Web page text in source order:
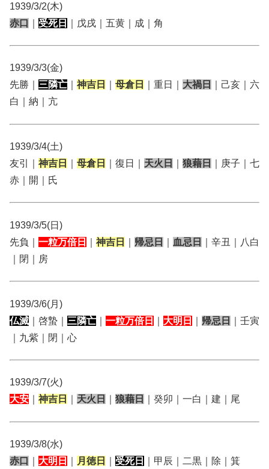
1939/3/2(木)
赤口
受死日 ｜戊戌｜五黄｜成｜角
1939/3/3(金)
先勝｜ 三隣亡 神吉日 母倉日 ｜重日｜ 大禍日
｜己亥｜六
白｜納｜亢
1939/3/4(土)
友引｜ 神吉日 母倉日 ｜復日｜ 天火日 狼藉日
｜庚子｜七
赤｜開｜氏
1939/3/5(日)
先負｜ 一粒万倍日 神吉日 帰忌日 血忌日
｜辛丑｜八白
｜閉｜房
1939/3/6(月)
仏滅 ｜啓蟄｜ 三隣亡 一粒万倍日 大明日 帰忌日
｜壬寅
｜九紫｜閉｜心
1939/3/7(火)
大安
神吉日 天火日 狼藉日 ｜癸卯｜一白｜建｜尾
1939/3/8(水)
赤口
大明日 月徳日 受死日 ｜甲辰｜二黒｜除｜箕